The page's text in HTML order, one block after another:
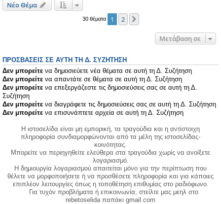
Νέο Θέμα
30 θέματα 1 2
Μετάβαση σε
ΠΡΟΣΒΆΣΕΙΣ ΣΕ ΑΥΤΉ ΤΗ Δ. ΣΥΖΉΤΗΣΗ
Δεν μπορείτε να δημοσιεύετε νέα θέματα σε αυτή τη Δ. Συζήτηση
Δεν μπορείτε να απαντάτε σε θέματα σε αυτή τη Δ. Συζήτηση
Δεν μπορείτε να επεξεργάζεστε τις δημοσιεύσεις σας σε αυτή τη Δ.
Συζήτηση
Δεν μπορείτε να διαγράφετε τις δημοσιεύσεις σας σε αυτή τη Δ. Συζήτηση
Δεν μπορείτε να επισυνάπτετε αρχεία σε αυτή τη Δ. Συζήτηση
Η ιστοσελίδα είναι μη εμπορική, τα τραγούδια και η αντίστοιχη
πληροφορία συνδιαμορφώνονται από τα μέλη της ιστοσελίδας-
κοινότητας.
Μπορείτε να περιηγηθείτε ελεύθερα στα τραγούδια χωρίς να ανοίξετε
λογαριασμό.
Η δημιουργία λογαριασμού απαιτείται μόνο για την περίπτωση που
θέλετε να μορφοποιήσετε ή να προσθέσετε πληροφορία και για κάποιες
επιπλέον λειτουργίες όπως η τοποθέτηση επιθυμίας στο ραδιόφωνο.
Για τυχόν προβλήματα ή επικοινωνία, στείλτε μας μεηλ στο
rebetoselida παπάκι gmail.com